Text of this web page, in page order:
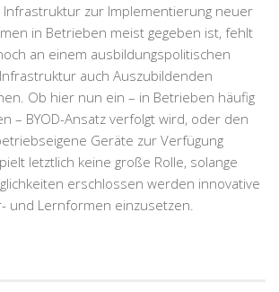
Infrastruktur zur Implementierung neuer
in Betrieben meist gegeben ist, fehlt
an einem ausbildungspolitischen
auch Auszubildenden
Ob hier nun ein – in Betrieben häufig
– BYOD-Ansatz verfolgt wird, oder den
Geräte zur Verfügung
letztlich keine große Rolle, solange
erschlossen werden innovative
und Lernformen einzusetzen.